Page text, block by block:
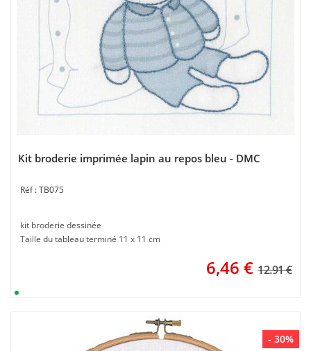
Kit broderie imprimée lapin au repos bleu - DMC
TB075
kit broderie dessinée
Taille du tableau terminé 11 x 11 cm
6,46 € 12.91 €
- 30%